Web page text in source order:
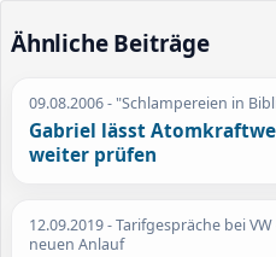
Ähnliche Beiträge
09.08.2006- "Schlampereien in
Gabriel lässt
weiter prüfen
12.09.2019- Tarifgespräche bei
neuen Anlauf